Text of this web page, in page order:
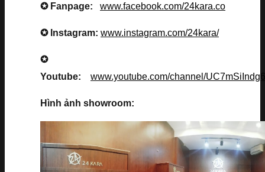
✪ Fanpage: www.facebook.com/24kara.co
✪ Instagram: www.instagram.com/24kara/
✪
Youtube: www.youtube.com/channel/
Hình ảnh showroom: